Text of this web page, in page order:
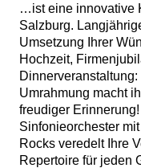
…ist eine innovative
Salzburg.
Umsetzung Ihrer
Hochzeit,
Umrahmung macht
freudiger
Sinfonieorchester
Rocks veredelt Ihre
Repertoire für jeden